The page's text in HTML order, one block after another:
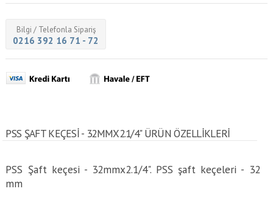
Bilgi / Telefonla Sipariş
0216 392 16 71 - 72
PSS ŞAFT KEÇESI - 32MMX2.1/4" ÜRÜN ÖZELLİKLERİ
PSS Şaft keçesi - 32mmx2.1/4". PSS şaft keçeleri - 32
mm